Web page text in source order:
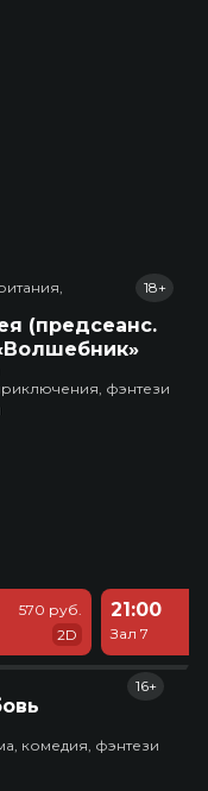
(предсеанс.
18+
фэнтези
570 руб.
2D
21:00
Зал 7
16+
комедия, фэнтези